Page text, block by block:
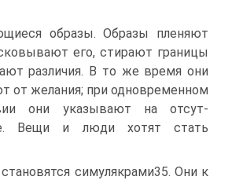
образы. Образы пленяют
его, сти­рают границы
различия. В то же время они
от желания; при одновременном
они указывают на отсут­
Вещи и люди хотят стать
симулякрами35. Они к